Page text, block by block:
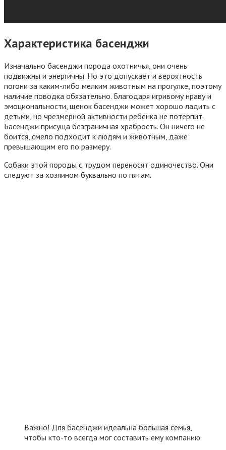
Характеристика басенджи
Изначально басенджи порода охотничья, они очень
подвижны и энергичны. Но это допускает и вероятность
погони за каким-либо мелким животным на прогулке, поэтому
наличие поводка обязательно. Благодаря игривому нраву и
эмоциональности, щенок басенджи может хорошо ладить с
детьми, но чрезмерной активности ребёнка не потерпит.
Басенджи присуща безграничная храбрость. Он ничего не
боится, смело подходит к людям и животным, даже
превышающим его по размеру.
Собаки этой породы с трудом переносят одиночество. Они
следуют за хозяином буквально по пятам.
Важно! Для басенджи идеальна большая семья,
чтобы кто-то всегда мог составить ему компанию.